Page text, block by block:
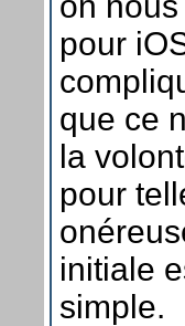
pour
que ce
la
pour
initiale
simple.